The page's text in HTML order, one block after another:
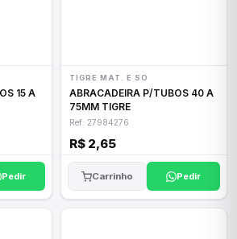
Pedir
TIGRE MAT. E SO
ABRACADEIRA P/TUBOS 40 A
75MM TIGRE
Ref: 27984276
R$ 2,65
Carrinho Pedir